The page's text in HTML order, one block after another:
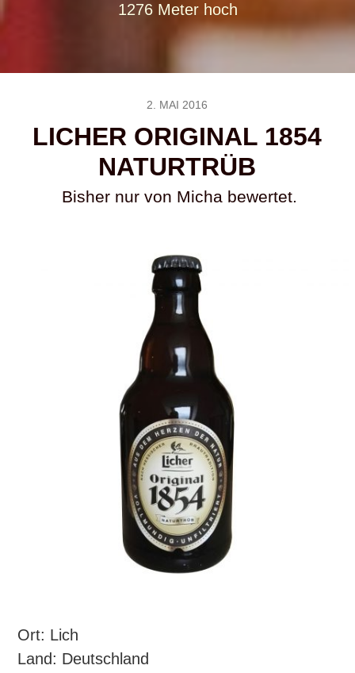
1276 Meter hoch
2. MAI 2016
LICHER ORIGINAL 1854
NATURTRÜB
Bisher nur von Micha bewertet.
Ort: Lich
Land: Deutschland